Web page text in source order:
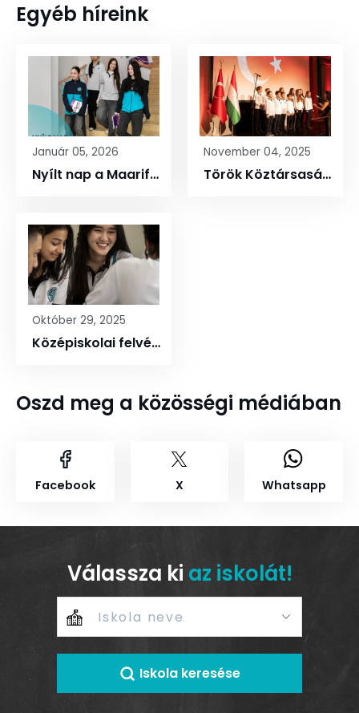
Egyéb híreink
Január 05, 2026
Nyílt nap a Maarifban
November 04, 2025
Török Köztársaság 102. évfordulója
Október 29, 2025
Középiskolai felvételi a 2026/2027-es tanévre
Oszd meg a közösségi médiában
Facebook X Whatsapp
Válassza ki az iskolát!
Iskola keresése